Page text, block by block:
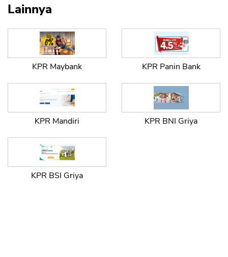
Lainnya
KPR Maybank KPR Panin Bank
KPR Mandiri KPR BNI Griya
KPR BSI Griya